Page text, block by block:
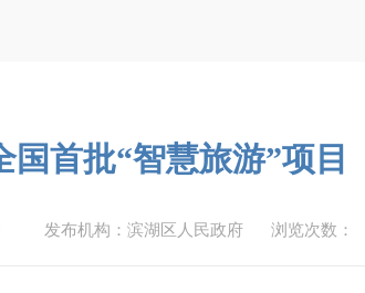
国首批“智慧旅游”项目
发布机构：滨湖区人民政府 浏览次数：